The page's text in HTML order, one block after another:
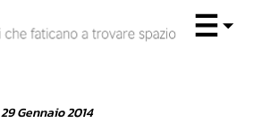
29 Gennaio 2014